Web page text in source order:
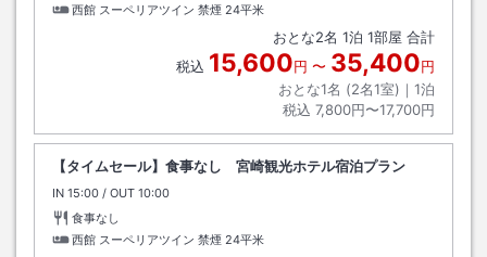
西館 スーペリアツイン 禁煙 24平米
おとな2名 1泊 1部屋 合計
税込 15,600円 〜 35,400円
おとな1名 (2名1室)｜ 1泊
税込 7,800円〜17,700円
【タイムセール】食事なし 宮崎観光ホテル宿泊プラン
IN チェックイン
15:00 / OUT チェックアウト
10:00
食事なし
西館 スーペリアツイン 禁煙 24平米